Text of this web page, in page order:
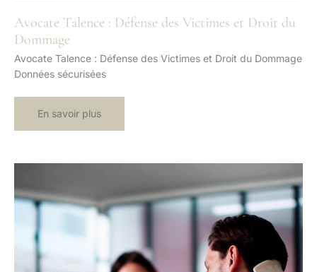
Avocate Talence : Défense des Victimes et Droit du
Dommage
Avocate Talence : Défense des Victimes et Droit du Dommage
Données sécurisées
Avocate
:
Victimes
du
Dommage
En savoir plus